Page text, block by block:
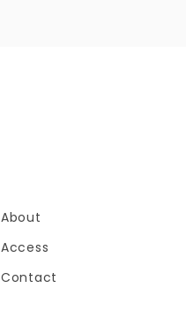
About
Access
Contact